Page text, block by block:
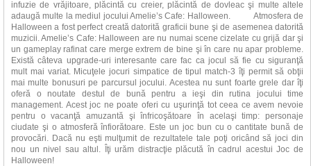
infuzie de vrăjitoare, plăcintă cu creier, plăcintă de dovleac şi multe altele
adaugă multe la mediul jocului Amelie’s Cafe: Halloween. Atmosfera de
Halloween a fost perfect creată datorită graficii bune şi de asemenea datorită
muzicii. Amelie’s Cafe: Halloween are nu numai scene cizelate cu grijă dar şi
un gameplay rafinat care merge extrem de bine şi în care nu apar probleme.
Există câteva upgrade-uri interesante care fac ca jocul să fie cu siguranţă
mult mai variat. Micuţele jocuri simpatice de tipul match-3 îţi permit să obţii
mai multe bonusuri pe parcursul jocului. Acestea nu sunt foarte grele dar îţi
oferă o noutate destul de bună pentru a ieşi din rutina jocului time
management. Acest joc ne poate oferi cu uşurinţă tot ceea ce avem nevoie
pentru o vacanţă amuzantă şi înfricoşătoare în acelaşi timp: personaje
ciudate şi o atmosferă înfiorătoare. Este un joc bun cu o cantitate bună de
provocări. Dacă nu eşti mulţumit de rezultatele tale poţi oricând să joci din
nou un nivel sau altul. Îţi urăm distracţie plăcută în cadrul acestui Joc de
Halloween!